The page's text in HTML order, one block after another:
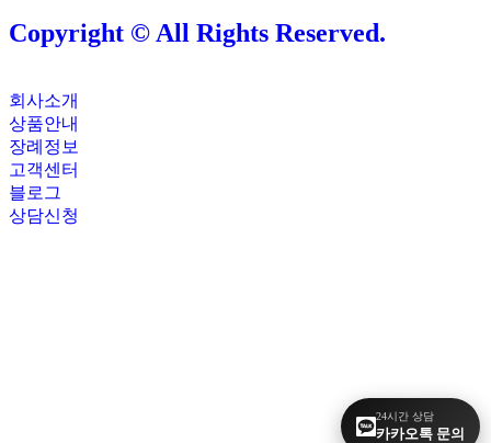
24시간 상담
카카오톡 문의
Copyright © All Rights Reserved.
회사소개
상품안내
장례정보
고객센터
블로그
상담신청